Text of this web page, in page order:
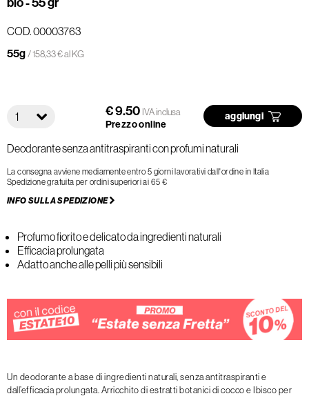
COD. 00003763
55g/ 158,33 € al KG
1 € 9.50 IVA inclusa
Prezzo online
aggiungi
Deodorante senza antitraspiranti con profumi naturali
La consegna avviene mediamente entro 5 giorni lavorativi dall'ordine in Italia
Spedizione gratuita per ordini superiori ai 65 €
INFO SULLA SPEDIZIONE
Profumo fiorito e delicato da ingredienti naturali
Efficacia prolungata
Adatto anche alle pelli più sensibili
Un deodorante a base di ingredienti naturali, senza antitraspiranti e
dall’efficacia prolungata. Arricchito di estratti botanici di cocco e Ibisco per